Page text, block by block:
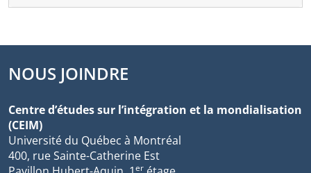
NOUS JOINDRE
Centre d’études sur l’intégration et la mondialisation
(CEIM)
Université du Québec à Montréal
400, rue Sainte-Catherine Est
er